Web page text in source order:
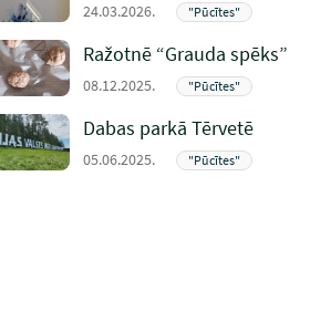
24.03.2026. "Pūcītes"
Ražotnē “Grauda spēks”
08.12.2025. "Pūcītes"
Dabas parkā Tērvetē
05.06.2025. "Pūcītes"